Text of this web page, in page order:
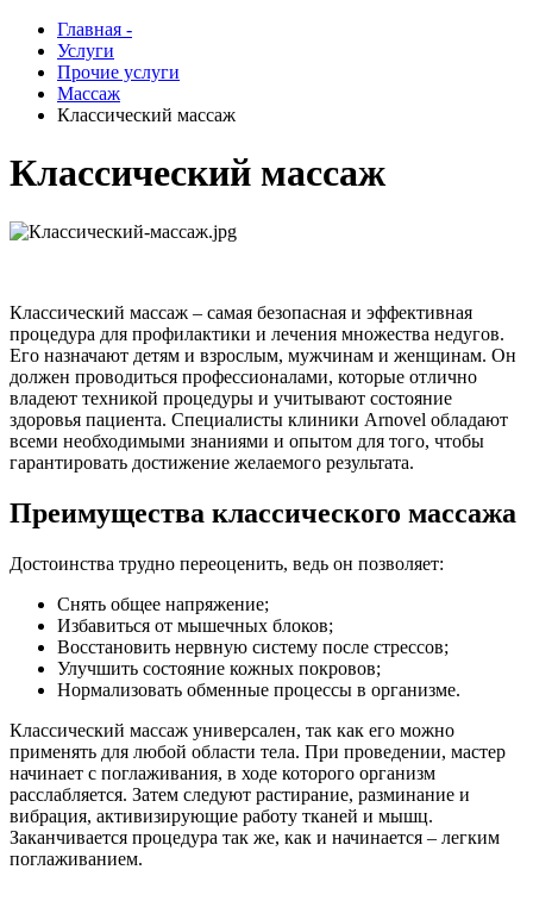
Главная -
Услуги
Прочие услуги
Массаж
Классический массаж
Классический массаж
Классический массаж – самая безопасная и эффективная
процедура для профилактики и лечения множества недугов.
Его назначают детям и взрослым, мужчинам и женщинам. Он
должен проводиться профессионалами, которые отлично
владеют техникой процедуры и учитывают состояние
здоровья пациента. Специалисты клиники Arnovel обладают
всеми необходимыми знаниями и опытом для того, чтобы
гарантировать достижение желаемого результата.
Преимущества классического массажа
Достоинства трудно переоценить, ведь он позволяет:
Снять общее напряжение;
Избавиться от мышечных блоков;
Восстановить нервную систему после стрессов;
Улучшить состояние кожных покровов;
Нормализовать обменные процессы в организме.
Классический массаж универсален, так как его можно
применять для любой области тела. При проведении, мастер
начинает с поглаживания, в ходе которого организм
расслабляется. Затем следуют растирание, разминание и
вибрация, активизирующие работу тканей и мышц.
Заканчивается процедура так же, как и начинается – легким
поглаживанием.